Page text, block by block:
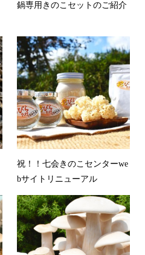
鍋専用きのこセットのご紹介
祝！！七会きのこセンターwe
bサイトリニューアル